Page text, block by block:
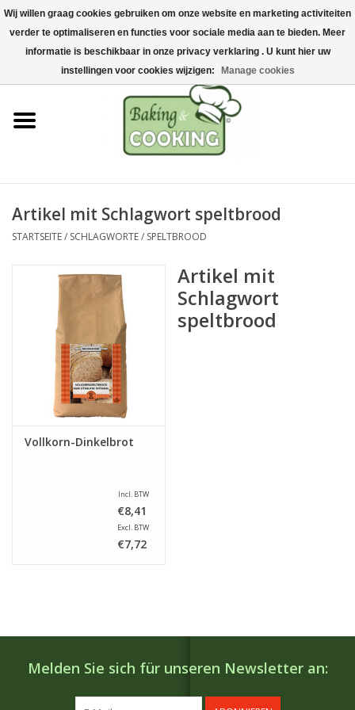
Startseite
Koch-&Backutensilien
Maschinen & Teile
Edelstahl
Rohstoffe & Präsentation
Artikel mit Schlagwort speltbrood
STARTSEITE/ SCHLAGWORTE/ SPELTBROOD
Vollkorn-Dinkelbrot
Incl. BTW
€8,41
Excl. BTW
€7,72
Artikel mit
Schlagwort
speltbrood
Melden Sie sich für unseren Newsletter an:
Wij willen graag cookies gebruiken om onze website en marketing activiteiten
verder te optimaliseren en functies voor sociale media aan te bieden. Meer
informatie is beschikbaar in onze privacy verklaring . U kunt hier uw
instellingen voor cookies wijzigen:
Manage cookies